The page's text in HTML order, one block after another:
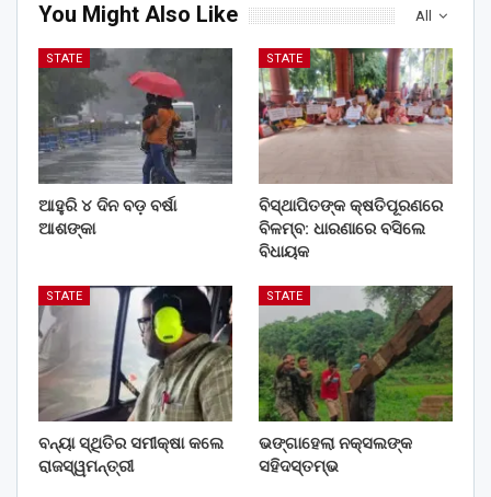
All
You Might Also Like
STATE
ଆହୁରି ୪ ଦିନ ବଡ଼ ବର୍ଷା
ଆଶଙ୍କା
STATE
ବିସ୍ଥାପିତଙ୍କ କ୍ଷତିପୂରଣରେ
ବିଳମ୍ବ: ଧାରଣାରେ ବସିଲେ
ବିଧାୟକ
STATE
ବନ୍ୟା ସ୍ଥିତିର ସମୀକ୍ଷା କଲେ
ରାଜସ୍ୱମନ୍ତ୍ରୀ
STATE
ଭଙ୍ଗାହେଲା ନକ୍ସଲଙ୍କ
ସହିଦସ୍ତମ୍ଭ